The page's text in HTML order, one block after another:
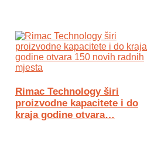
Rimac Technology širi
proizvodne kapacitete i do
kraja godine otvara…